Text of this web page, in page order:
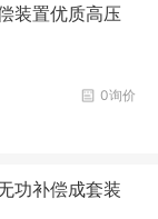
装置优质高压
0询价
功补偿成套装